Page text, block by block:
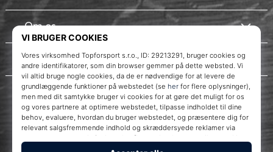
WePlayHandball.dk
Om os
Kundeservice